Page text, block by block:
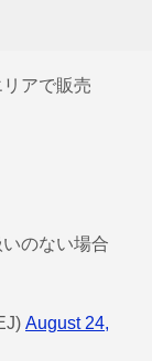
アで販売
のない場合
August 24,